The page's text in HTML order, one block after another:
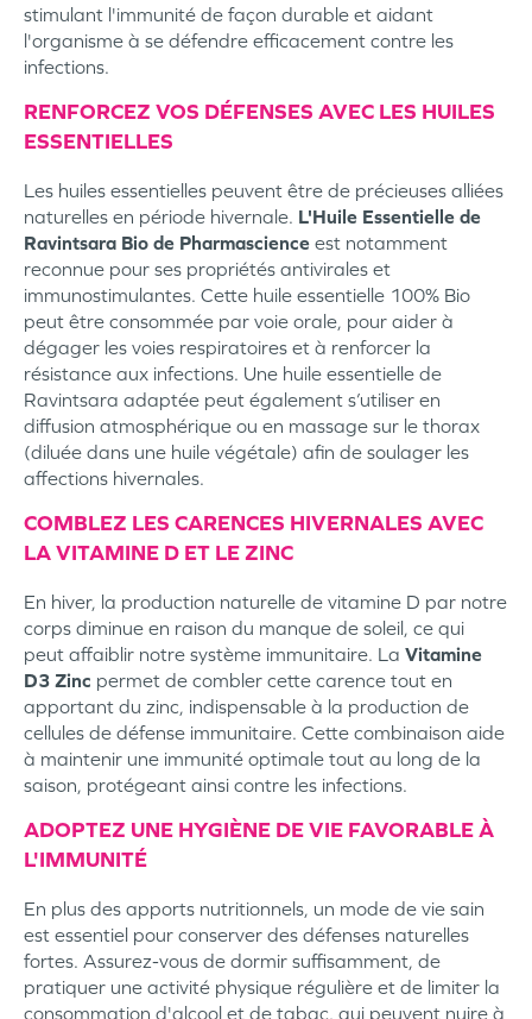
stimulant l'immunité de façon durable et aidant
l'organisme à se défendre efficacement contre les
infections.
RENFORCEZ VOS DÉFENSES AVEC LES HUILES
ESSENTIELLES
Les huiles essentielles peuvent être de précieuses alliées
naturelles en période hivernale. L'Huile Essentielle de
Ravintsara Bio de Pharmascience est notamment
reconnue pour ses propriétés antivirales et
immunostimulantes. Cette huile essentielle 100% Bio
peut être consommée par voie orale, pour aider à
dégager les voies respiratoires et à renforcer la
résistance aux infections. Une huile essentielle de
Ravintsara adaptée peut également s’utiliser en
diffusion atmosphérique ou en massage sur le thorax
(diluée dans une huile végétale) afin de soulager les
affections hivernales.
COMBLEZ LES CARENCES HIVERNALES AVEC
LA VITAMINE D ET LE ZINC
En hiver, la production naturelle de vitamine D par notre
corps diminue en raison du manque de soleil, ce qui
peut affaiblir notre système immunitaire. La Vitamine
D3 Zinc permet de combler cette carence tout en
apportant du zinc, indispensable à la production de
cellules de défense immunitaire. Cette combinaison aide
à maintenir une immunité optimale tout au long de la
saison, protégeant ainsi contre les infections.
ADOPTEZ UNE HYGIÈNE DE VIE FAVORABLE À
L'IMMUNITÉ
En plus des apports nutritionnels, un mode de vie sain
est essentiel pour conserver des défenses naturelles
fortes. Assurez-vous de dormir suffisamment, de
pratiquer une activité physique régulière et de limiter la
consommation d'alcool et de tabac, qui peuvent nuire à